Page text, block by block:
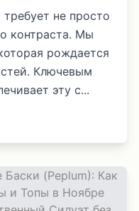
не просто
контраста. Мы
рождается
Ключевым
эту с...